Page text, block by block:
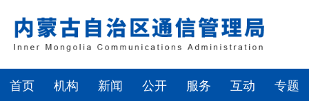
首页 机构 新闻 公开 服务 互动 专题